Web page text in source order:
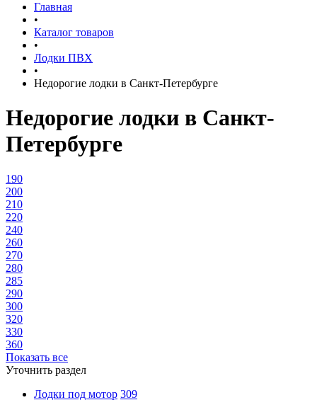
Главная
•
Каталог товаров
•
Лодки ПВХ
•
Недорогие лодки в Санкт-Петербурге
Недорогие лодки в Санкт-
Петербурге
190
200
210
220
240
260
270
280
285
290
300
320
330
360
Показать все
Уточнить раздел
Лодки под мотор 309